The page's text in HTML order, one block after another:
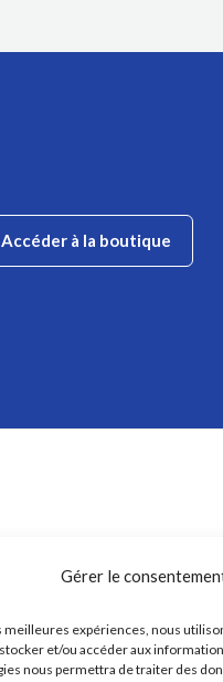
Gérer le
expériences, nous
et/ou accéder aux
nous permettra de traiter des
Accéder à la boutique
11 rue